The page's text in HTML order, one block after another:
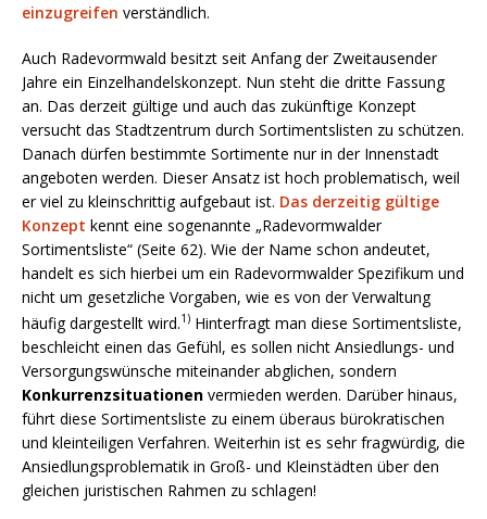
einzugreifen verständlich.
Auch Radevormwald besitzt seit Anfang der Zweitausender
Jahre ein Einzelhandelskonzept. Nun steht die dritte Fassung
an. Das derzeit gültige und auch das zukünftige Konzept
versucht das Stadtzentrum durch Sortimentslisten zu schützen.
Danach dürfen bestimmte Sortimente nur in der Innenstadt
angeboten werden. Dieser Ansatz ist hoch problematisch, weil
er viel zu kleinschrittig aufgebaut ist. Das derzeitig gültige
Konzept kennt eine sogenannte „Radevormwalder
Sortimentsliste“ (Seite 62). Wie der Name schon andeutet,
handelt es sich hierbei um ein Radevormwalder Spezifikum und
nicht um gesetzliche Vorgaben, wie es von der Verwaltung
häufig dargestellt wird.1) Hinterfragt man diese Sortimentsliste,
beschleicht einen das Gefühl, es sollen nicht Ansiedlungs- und
Versorgungswünsche miteinander abglichen, sondern
Konkurrenzsituationen vermieden werden. Darüber hinaus,
führt diese Sortimentsliste zu einem überaus bürokratischen
und kleinteiligen Verfahren. Weiterhin ist es sehr fragwürdig, die
Ansiedlungsproblematik in Groß- und Kleinstädten über den
gleichen juristischen Rahmen zu schlagen!